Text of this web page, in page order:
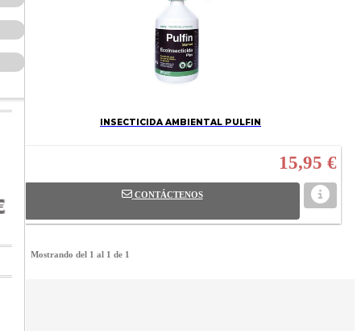
INSECTICIDA AMBIENTAL PULFIN
15,95 €
CONTÁCTENOS
Mostrando del 1 al 1 de 1